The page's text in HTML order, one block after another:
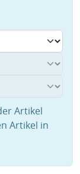
Artikel
Artikel in